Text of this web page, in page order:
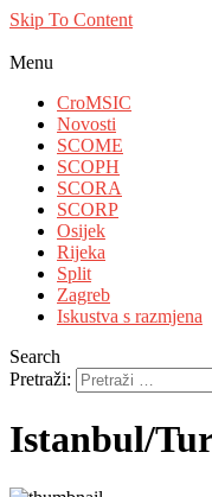
Skip To Content
Menu
CroMSIC
Novosti
SCOME
SCOPH
SCORA
SCORP
Osijek
Rijeka
Split
Zagreb
Iskustva s razmjena
Search
Pretraži:
Istanbul/